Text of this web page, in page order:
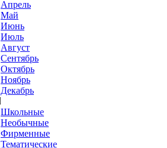
Апрель
Май
Июнь
Июль
Август
Сентябрь
Октябрь
Ноябрь
Декабрь
Школьные
Необычные
Фирменные
Тематические